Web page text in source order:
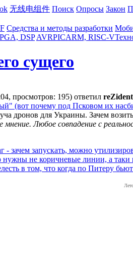
无线电组件 Поиск Опросы Закон
Средства и методы разработки
DSP AVRPICARM, RISC-V
сущего
просмотров: 195) ответил reZident
(вот почему под Псковом их
дронов для Украины. Зачем
мнение. Любое совпадение с
зачем запускать, можно
нужны не коричневые линии, а таки
в том, что когда по Питеру